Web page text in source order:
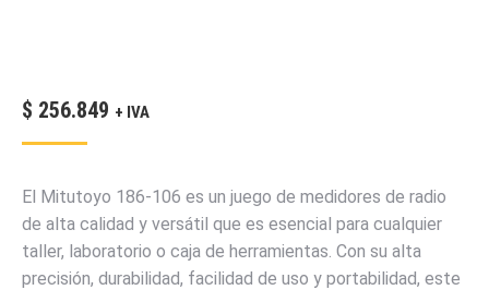
$ 256.849 + IVA
El Mitutoyo 186-106 es un juego de medidores de radio
de alta calidad y versátil que es esencial para cualquier
taller, laboratorio o caja de herramientas. Con su alta
precisión, durabilidad, facilidad de uso y portabilidad, este